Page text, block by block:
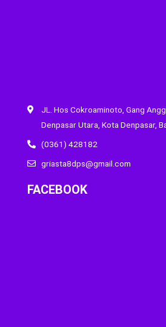
JL. Hos Cokroaminoto, Gang
Denpasar Utara, Kota Denpasar,
(0361) 428182
griasta8dps@gmail.com
FACEBOOK